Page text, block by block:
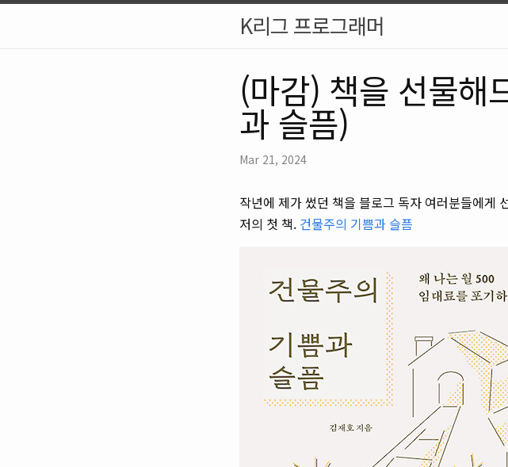
K리그 프로그래머
(마감) 책을 선물해
과 슬픔)
Mar 21, 2024
작년에 제가 썼던 책을 블로그 독자 여러분들에게
저의 첫 책. 건물주의 기쁨과 슬픔